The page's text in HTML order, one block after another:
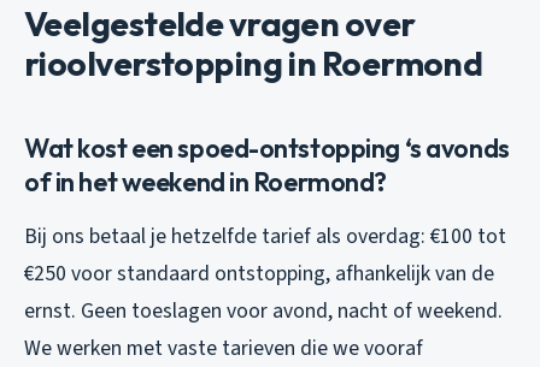
Veelgestelde vragen over
rioolverstopping in Roermond
Wat kost een spoed-ontstopping ‘s avonds
of in het weekend in Roermond?
Bij ons betaal je hetzelfde tarief als overdag: €100 tot
€250 voor standaard ontstopping, afhankelijk van de
ernst. Geen toeslagen voor avond, nacht of weekend.
We werken met vaste tarieven die we vooraf